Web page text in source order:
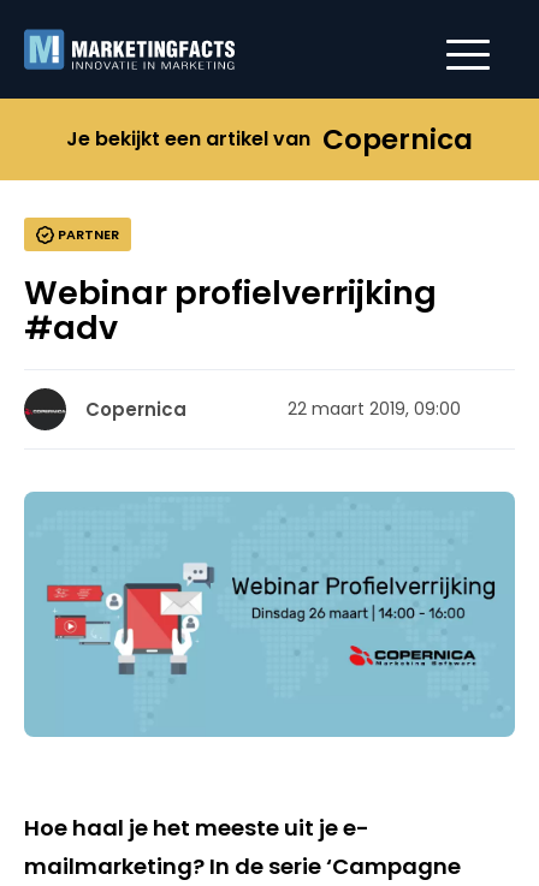
Je bekijkt een artikel van Copernica
PARTNER
Webinar profielverrijking
#adv
Copernica 22 maart 2019, 09:00
Hoe haal je het meeste uit je e-
mailmarketing? In de serie ‘Campagne